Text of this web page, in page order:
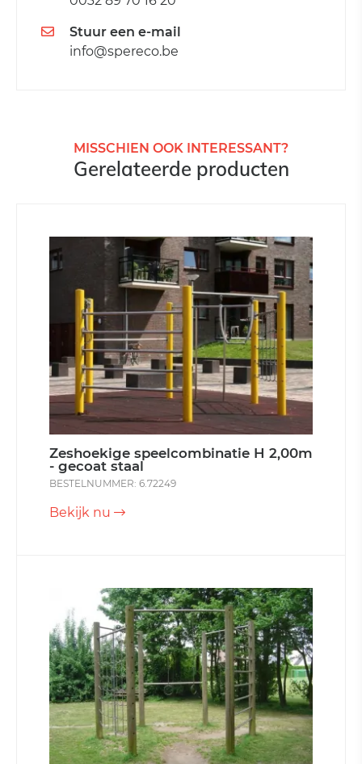
Stuur een e-mail
info@spereco.be
MISSCHIEN OOK INTERESSANT?
Gerelateerde producten
Zeshoekige speelcombinatie H 2,00m
- gecoat staal
BESTELNUMMER: 6.72249
Bekijk nu